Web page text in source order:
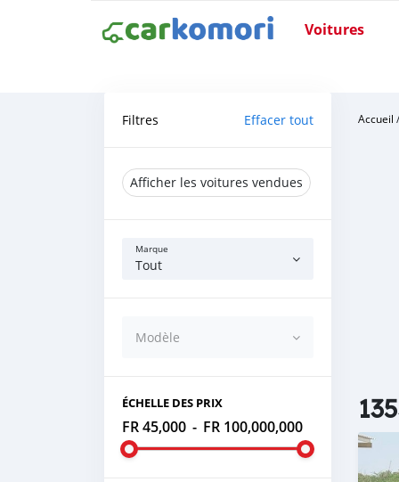
Voitures
Filtres Effacer tout
Afficher les voitures vendues
Marque
Tout
Modèle
ÉCHELLE DES PRIX
FR 45,000 - FR 100,000,000
Accueil